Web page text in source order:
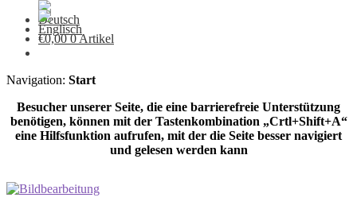
€0,00 0 Artikel
Navigation: Start
Besucher unserer Seite, die eine barrierefreie Unterstützung
benötigen, können mit der Tastenkombination „Crtl+Shift+A“
eine Hilfsfunktion aufrufen, mit der die Seite besser navigiert
und gelesen werden kann